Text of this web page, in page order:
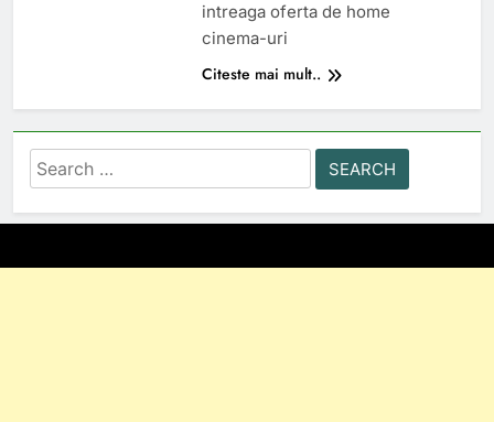
intreaga oferta de home
cinema-uri
Citeste mai mult..
Search
for: